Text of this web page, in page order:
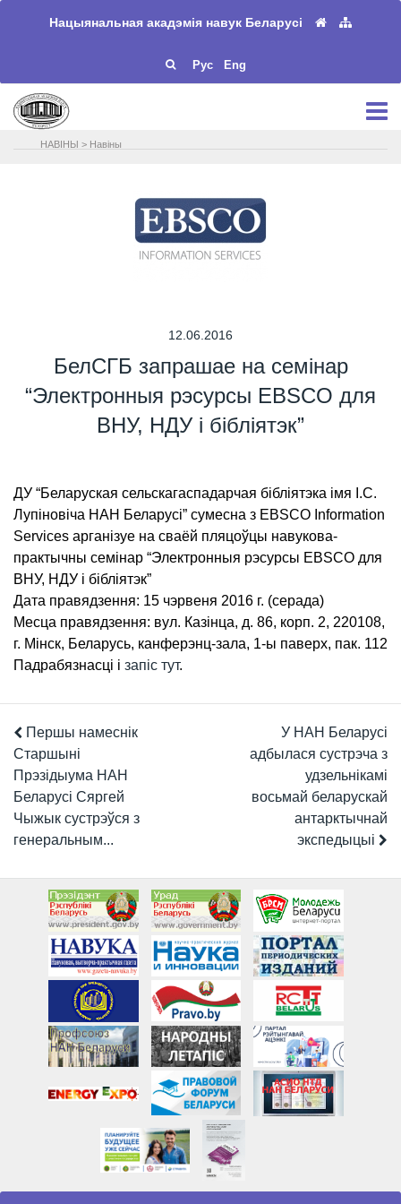
Нацыянальная акадэмія навук Беларусі
Рус Eng
НАВIНЫ > Навіны
12.06.2016
БелСГБ запрашае на семінар
“Электронныя рэсурсы EBSCO для
ВНУ, НДУ і бібліятэк”
ДУ “Беларуская сельскагаспадарчая бібліятэка імя І.С.
Лупіновіча НАН Беларусі” сумесна з EBSCO Information
Services арганізуе на сваёй пляцоўцы навукова-
практычны семінар “Электронныя рэсурсы EBSCO для
ВНУ, НДУ і бібліятэк”
Дата правядзення: 15 чэрвеня 2016 г. (серада)
Месца правядзення: вул. Казінца, д. 86, корп. 2, 220108,
г. Мінск, Беларусь, канферэнц-зала, 1-ы паверх, пак. 112
Падрабязнасці і запіс тут.
Першы намеснік
Старшыні
Прэзідыума НАН
Беларусі Сяргей
Чыжык сустрэўся з
генеральным...
У НАН Беларусі
адбылася сустрэча з
удзельнікамі
восьмай беларускай
антарктычнай
экспедыцыі